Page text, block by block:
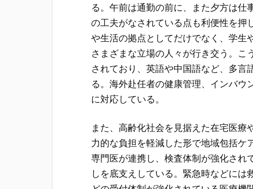
る。午前は通勤の前に、また夕方は仕
の工夫がなされている点も利便性を押
や生活の拠点としてだけでなく、学生
さまざまな立場の人々が行き交う。こ
されており、英語や中国語など、多言
る。海外赴任者の健康管理、インバウ
に対応している。
また、高齢化社会を見据えた在宅医
力的な負担を軽減した形で地域包括ケ
専門医が連携し、検査体制が強化され
しを底支えしている。緊急時などに